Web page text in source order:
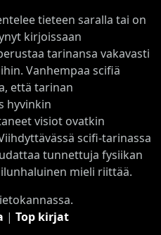
tieteen saralla tai on
kirjoissaan
tarinansa vakavasti
Vanhempaa scifiä
että tarinan
hyvinkin
visiot ovatkin
scifi-tarinassa
tunnettuja fysiikan
mieli riittää.
|Top kirjat